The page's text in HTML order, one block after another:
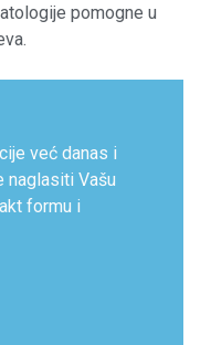
pomogne u
već danas i
naglasiti Vašu
formu i